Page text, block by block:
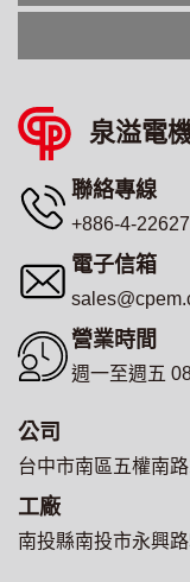
泉溢電
聯絡專線
+886-4-
電子信箱
營業時間
週一至週五
公司
台中市南區五權南
工廠
南投縣南投市永興